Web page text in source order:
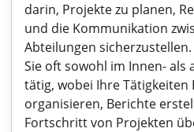
darin, Projekte zu planen,
und die Kommunikation
Abteilungen
Sie oft sowohl im Innen- als
tätig, wobei Ihre Tätigkeiten
organisieren, Berichte
Fortschritt von Projekten